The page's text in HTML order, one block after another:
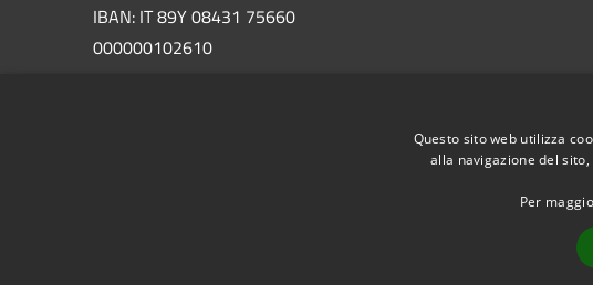
IBAN: IT 89Y 08431 75660
000000102610
Questo sito web utilizza
alla navigazione del
Per